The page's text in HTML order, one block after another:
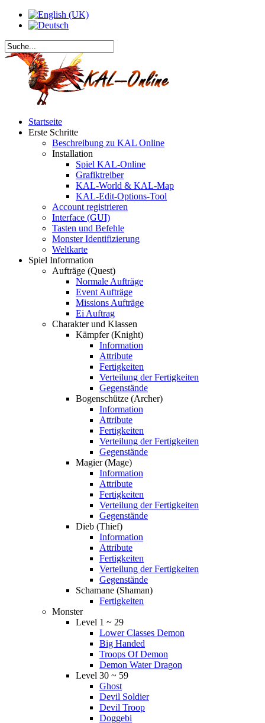
Startseite
Erste Schritte
Beschreibung zu KAL Online
Installation
Spiel KAL-Online
Grafiktreiber
KAL-World & KAL-Map
KAL-Edit-Options-Tool
Account registrieren
Interface (GUI)
Tasten und Befehle
Monster Identifizierung
Weltkarte
Spiel Information
Aufträge (Quest)
Normale Aufträge
Event Aufträge
Missions Aufträge
Ei Auftrag
Charakter und Klassen
Kämpfer (Knight)
Information
Attribute
Fertigkeiten
Verteilung der Fertigkeiten
Gegenstände
Bogenschütze (Archer)
Information
Attribute
Fertigkeiten
Verteilung der Fertigkeiten
Gegenstände
Magier (Mage)
Information
Attribute
Fertigkeiten
Verteilung der Fertigkeiten
Gegenstände
Dieb (Thief)
Information
Attribute
Fertigkeiten
Verteilung der Fertigkeiten
Gegenstände
Schamane (Shaman)
Fertigkeiten
Monster
Level 1 ~ 29
Lower Classes Demon
Big Handed
Troops Of Demon
Demon Water Dragon
Level 30 ~ 59
Ghost
Devil Soldier
Devil Troop
Doggebi